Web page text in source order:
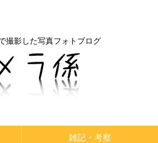
撮影した写真フォトブログ
雑記・考察